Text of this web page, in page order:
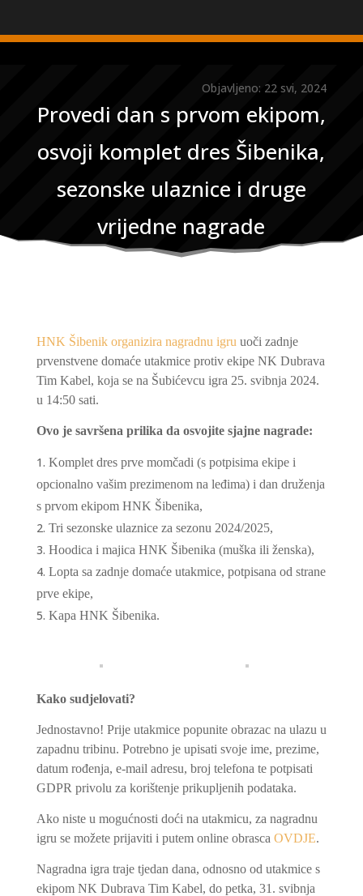
Objavljeno: 22 svi, 2024
Provedi dan s prvom ekipom,
osvoji komplet dres Šibenika,
sezonske ulaznice i druge
vrijedne nagrade
HNK Šibenik organizira nagradnu igru uoči zadnje
prvenstvene domaće utakmice protiv ekipe NK Dubrava
Tim Kabel, koja se na Šubićevcu igra 25. svibnja 2024.
u 14:50 sati.
Ovo je savršena prilika da osvojite sjajne nagrade:
Komplet dres prve momčadi (s potpisima ekipe i
opcionalno vašim prezimenom na leđima) i dan druženja
s prvom ekipom HNK Šibenika,
Tri sezonske ulaznice za sezonu 2024/2025,
Hoodica i majica HNK Šibenika (muška ili ženska),
Lopta sa zadnje domaće utakmice, potpisana od strane
prve ekipe,
Kapa HNK Šibenika.
Kako sudjelovati?
Jednostavno! Prije utakmice popunite obrazac na ulazu u
zapadnu tribinu. Potrebno je upisati svoje ime, prezime,
datum rođenja, e-mail adresu, broj telefona te potpisati
GDPR privolu za korištenje prikupljenih podataka.
Ako niste u mogućnosti doći na utakmicu, za nagradnu
igru se možete prijaviti i putem online obrasca OVDJE.
Nagradna igra traje tjedan dana, odnosno od utakmice s
ekipom NK Dubrava Tim Kabel, do petka, 31. svibnja